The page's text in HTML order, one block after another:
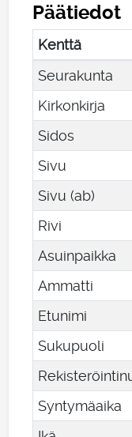
Päätiedot
Kenttä
Seurakunta
Kirkonkirja
Sidos
Sivu
Sivu (ab)
Rivi
Asuinpaikka
Ammatti
Etunimi
Sukupuoli
Syntymäaika